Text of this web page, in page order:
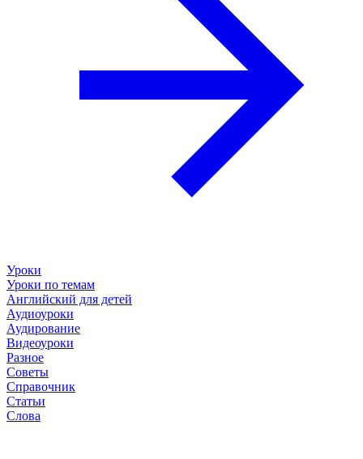
Уроки
Уроки по темам
Английский для детей
Аудиоуроки
Аудирование
Видеоуроки
Разное
Советы
Справочник
Статьи
Слова